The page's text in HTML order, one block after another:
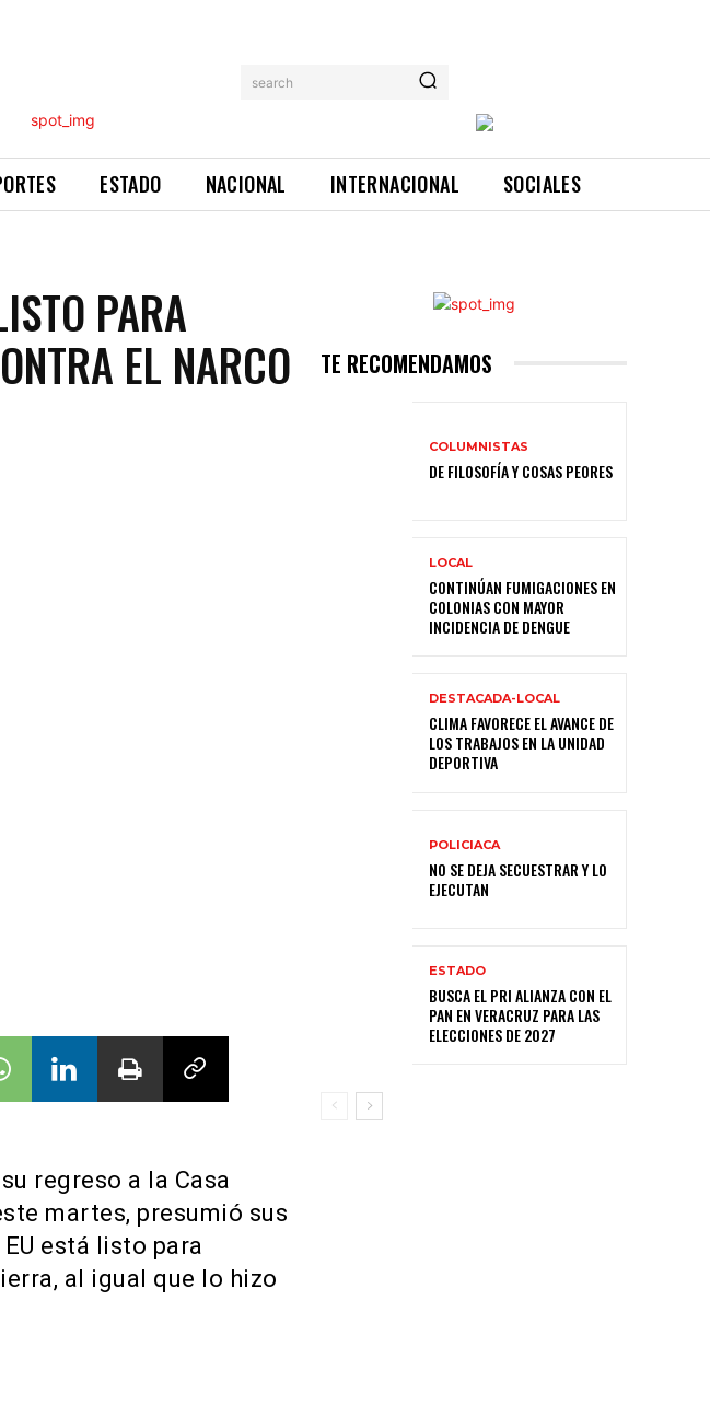
search
ESTADO NACIONAL INTERNACIONAL SOCIALES
PARA
EL NARCO
regreso a la Casa
martes, presumió sus
está listo para
al igual que lo hizo
TE RECOMENDAMOS
COLUMNISTAS
DE FILOSOFÍA Y COSAS PEORES
LOCAL
CONTINÚAN FUMIGACIONES EN
COLONIAS CON MAYOR
INCIDENCIA DE DENGUE
DESTACADA-LOCAL
CLIMA FAVORECE EL AVANCE DE
LOS TRABAJOS EN LA UNIDAD
DEPORTIVA
POLICIACA
NO SE DEJA SECUESTRAR Y LO
EJECUTAN
ESTADO
BUSCA EL PRI ALIANZA CON EL
PAN EN VERACRUZ PARA LAS
ELECCIONES DE 2027